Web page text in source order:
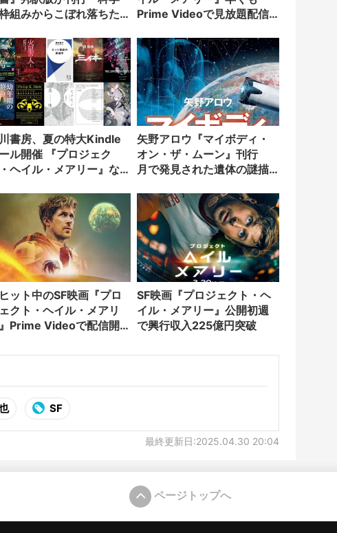
組みからこぼれ落ちた
Prime Videoで見放題配信
書房、夏の特大Kindle
ル開催 『プロジェク
・ヘイル・メアリー』な
矢野アロウ『マイボディ・
オン・ザ・ムーン』刊行
月で発見された遺体の謎描
ット中のSF映画『プロ
クト・ヘイル・メアリ
Prime Videoで配信開
SF映画『プロジェクト・ヘ
イル・メアリー』公開初週
で興行収入225億円突破
SF
最終更新日:2025.04.30 20:04
ページトップへ